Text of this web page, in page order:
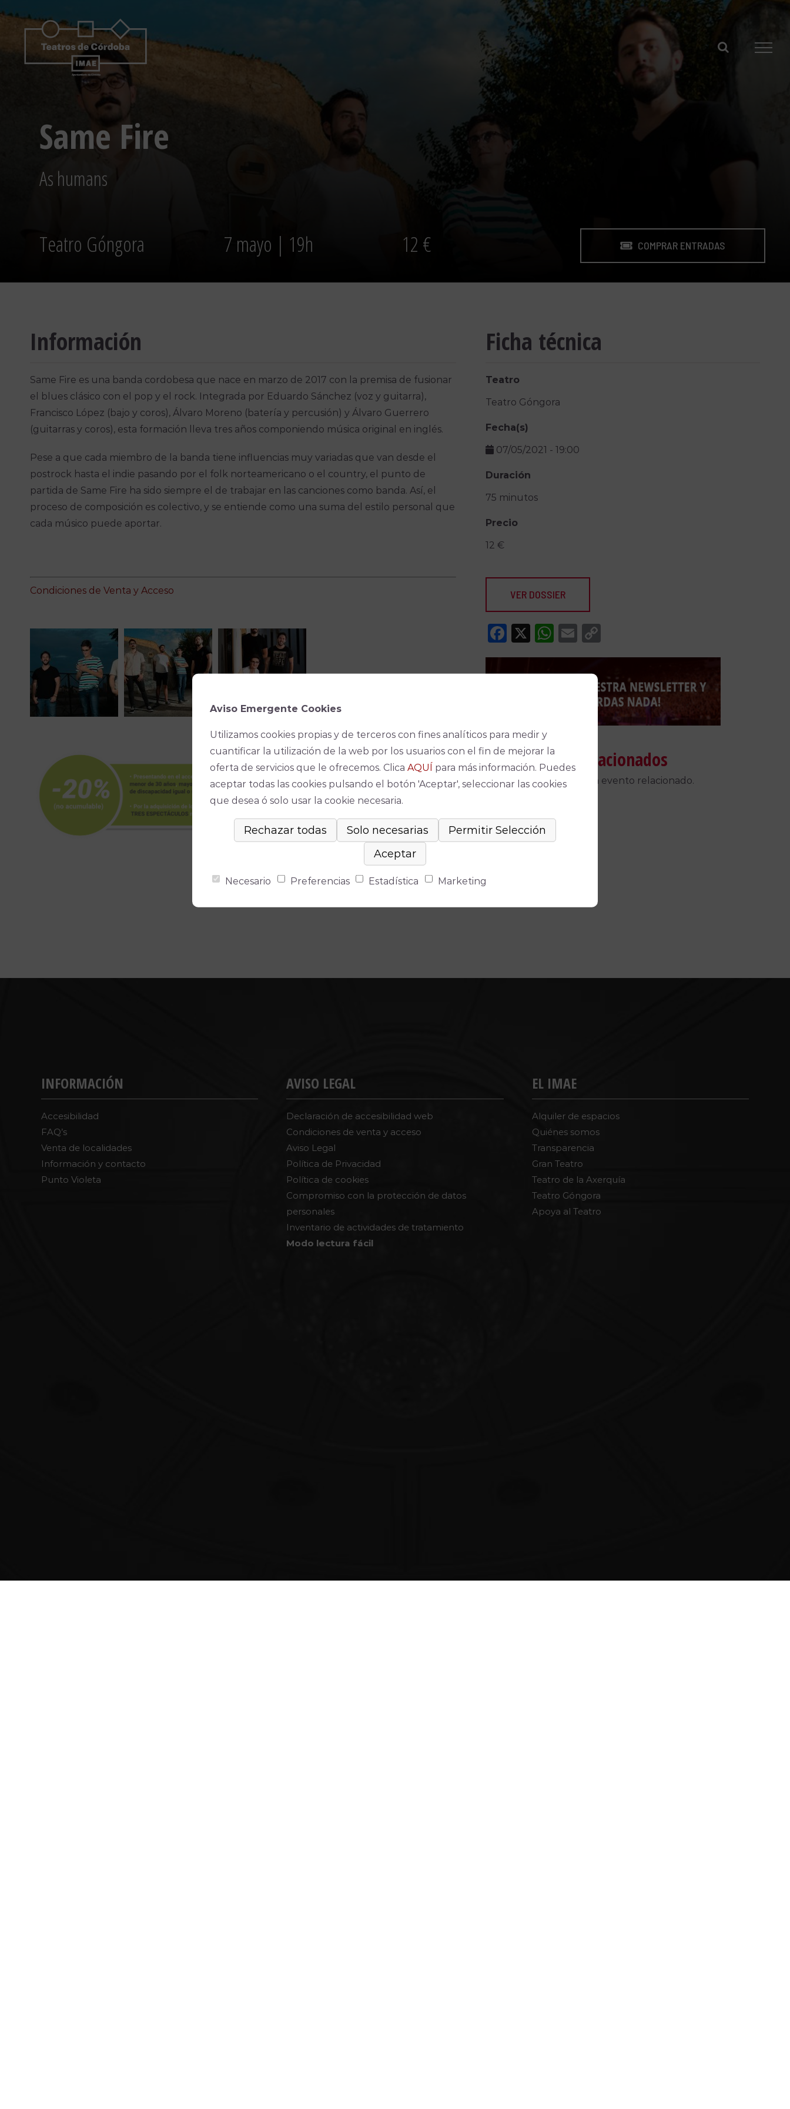
contenido
Same Fire
As humans
Teatro Góngora 7 mayo | 19h 12 € COMPRAR ENTRADAS
Información
Same Fire es una banda cordobesa que nace en marzo de 2017 con la premisa de fusionar
el blues clásico con el pop y el rock. Integrada por Eduardo Sánchez (voz y guitarra),
Francisco López (bajo y coros), Álvaro Moreno (batería y percusión) y Álvaro Guerrero
(guitarras y coros), esta formación lleva tres años componiendo música original en inglés.
Pese a que cada miembro de la banda tiene influencias muy variadas que van desde el
postrock hasta el indie pasando por el folk norteamericano o el country, el punto de
partida de Same Fire ha sido siempre el de trabajar en las canciones como banda. Así, el
proceso de composición es colectivo, y se entiende como una suma del estilo personal que
cada músico puede aportar.
Condiciones de Venta y Acceso
Ficha técnica
Teatro
Teatro Góngora
Fecha(s)
07/05/2021 - 19:00
Duración
75 minutos
Precio
12 €
VER DOSSIER
Facebook
X WhatsApp
Email
Link
Espectáculos relacionados
No se ha encontrado un evento relacionado.
INFORMACIÓN
Accesibilidad
FAQ’s
Venta de localidades
Información y contacto
Punto Violeta
AVISO LEGAL
Declaración de accesibilidad web
Condiciones de venta y acceso
Aviso Legal
Política de Privacidad
Política de cookies
Compromiso con la protección de datos
personales
Inventario de actividades de tratamiento
Modo lectura fácil
EL IMAE
Alquiler de espacios
Quiénes somos
Transparencia
Gran Teatro
Teatro de la Axerquía
Teatro Góngora
Apoya al Teatro
Aviso Emergente Cookies
Utilizamos cookies propias y de terceros con fines analíticos para medir y
cuantificar la utilización de la web por los usuarios con el fin de mejorar la
oferta de servicios que le ofrecemos. Clica AQUÍ para más información. Puedes
aceptar todas las cookies pulsando el botón 'Aceptar', seleccionar las cookies
que desea ó solo usar la cookie necesaria.
Necesario Preferencias Estadística Marketing